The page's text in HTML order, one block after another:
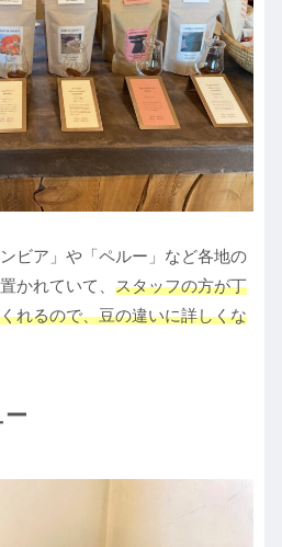
ビア」や「ペルー」など各地の
かれていて、 スタッフの方が丁
れるので、豆の違いに詳しくな
ー